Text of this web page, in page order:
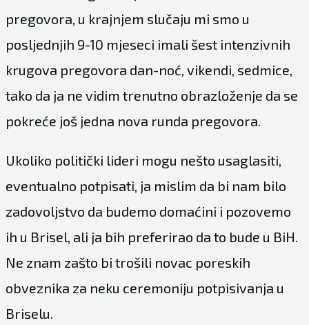
pregovora, u krajnjem slučaju mi smo u
posljednjih 9-10 mjeseci imali šest intenzivnih
krugova pregovora dan-noć, vikendi, sedmice,
tako da ja ne vidim trenutno obrazloženje da se
pokreće još jedna nova runda pregovora.
Ukoliko politički lideri mogu nešto usaglasiti,
eventualno potpisati, ja mislim da bi nam bilo
zadovoljstvo da budemo domaćini i pozovemo
ih u Brisel, ali ja bih preferirao da to bude u BiH.
Ne znam zašto bi trošili novac poreskih
obveznika za neku ceremoniju potpisivanja u
Briselu.